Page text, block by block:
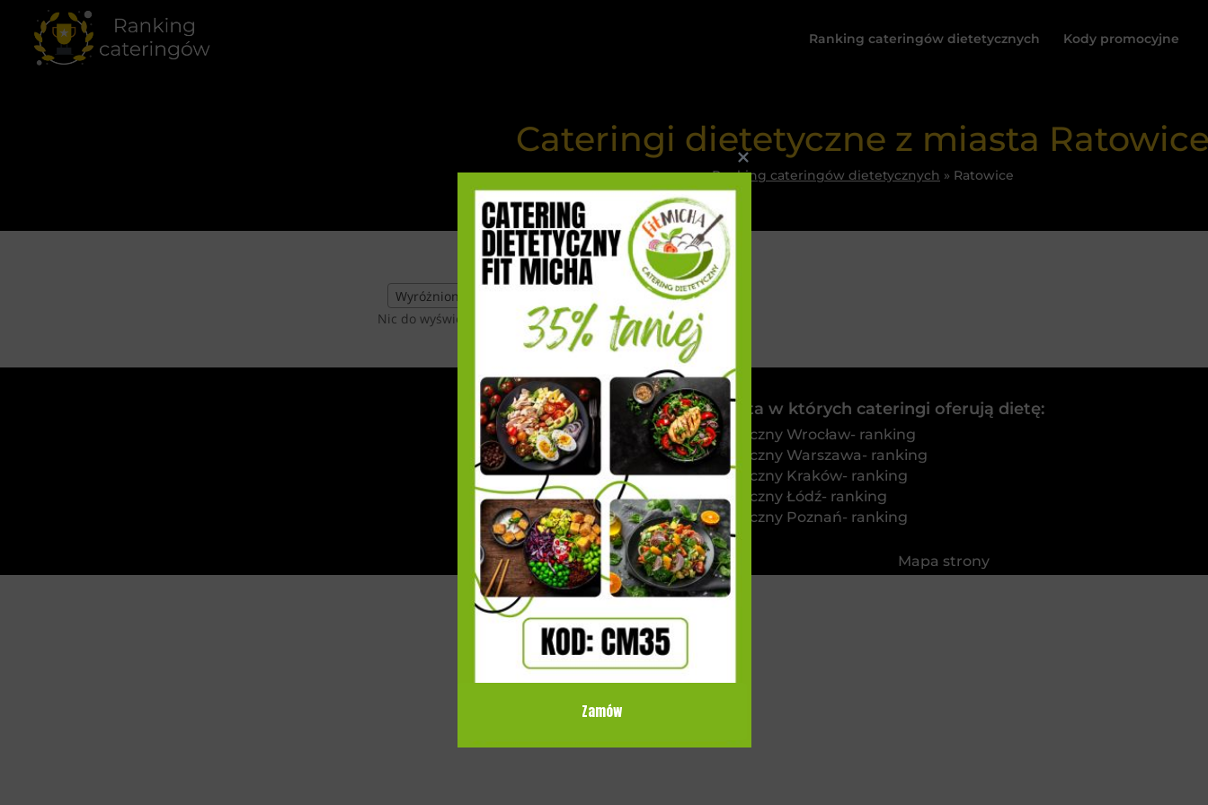
Ranking cateringów dietetycznych Kody promocyjne
Cateringi dietetyczne z miasta
Ranking cateringów dietetycznych » Ratowice
Wyróżnione
Nic do wyświetlenia.
Sprawdź miasta w których cateringi oferują dietę:
Catering dietetyczny Wrocław- ranking
Catering dietetyczny Warszawa- ranking
Catering dietetyczny Kraków- ranking
Catering dietetyczny Łódź- ranking
Catering dietetyczny Poznań- ranking
Mapa strony
i tanio!
Zamów